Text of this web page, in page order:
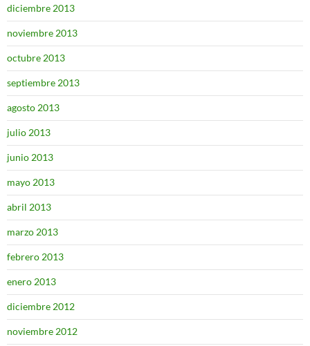
diciembre 2013
noviembre 2013
octubre 2013
septiembre 2013
agosto 2013
julio 2013
junio 2013
mayo 2013
abril 2013
marzo 2013
febrero 2013
enero 2013
diciembre 2012
noviembre 2012